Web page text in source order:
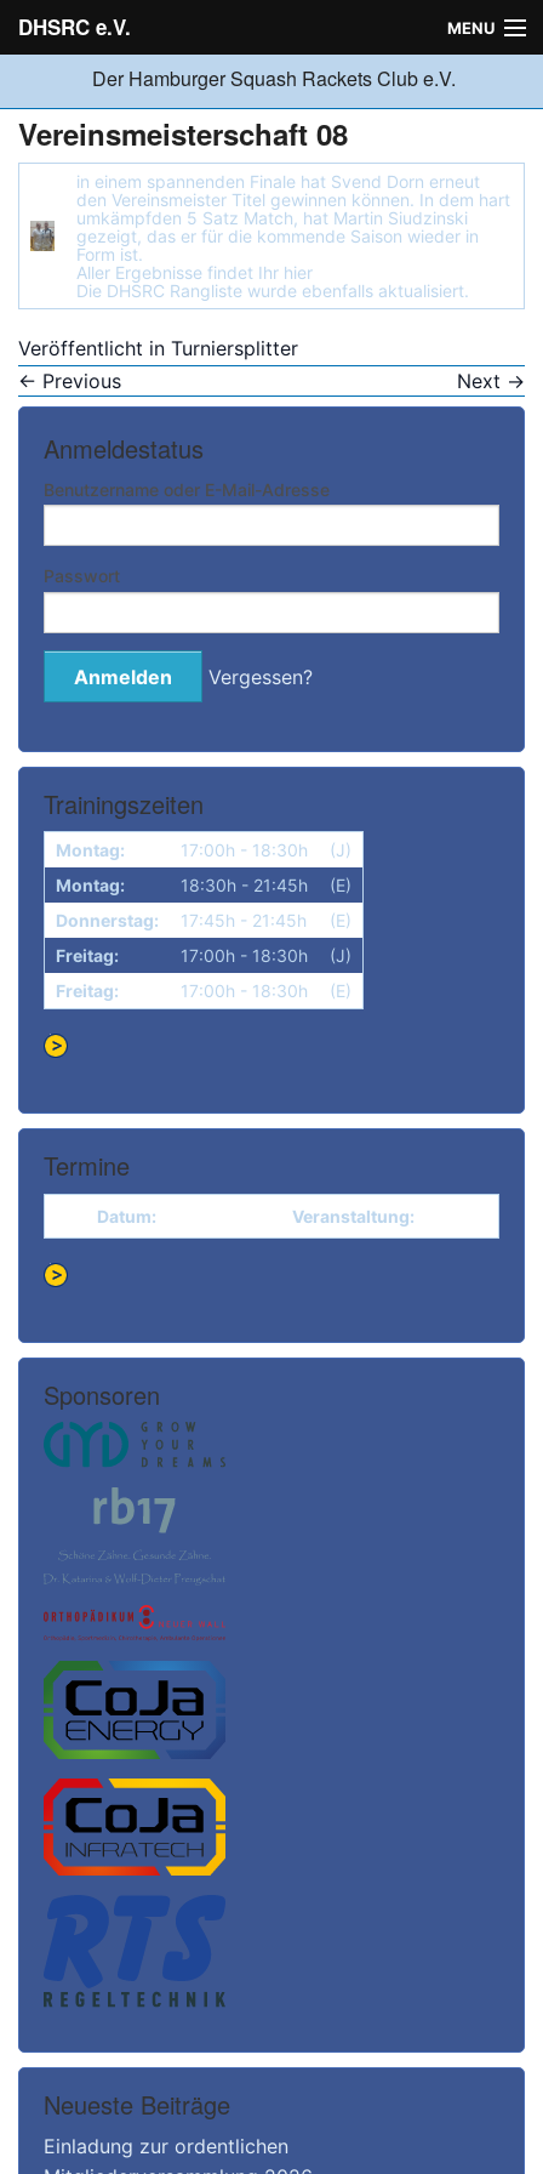
DHSRC e.V. MENU
Verein
Neuigkeiten
Ligabetrieb
Turniere
Jugend
Der Hamburger Squash Rackets Club e.V.
Vereinsmeisterschaft 08
in einem spannenden Finale hat Svend Dorn erneut
den Vereinsmeister Titel gewinnen können. In dem hart
umkämpfden 5 Satz Match, hat Martin Siudzinski
gezeigt, das er für die kommende Saison wieder in
Form ist.
Aller Ergebnisse findet Ihr hier
Die DHSRC Rangliste wurde ebenfalls aktualisiert.
Veröffentlicht in Turniersplitter
← Previous Next →
Anmeldestatus
Benutzername oder E-Mail-Adresse
Passwort
Vergessen?
Trainingszeiten
Montag: 17:00h - 18:30h
(J)
Montag:
18:30h - 21:45h
(E)
Donnerstag:
17:45h - 21:45h
(E)
Freitag:
17:00h - 18:30h
(J)
Freitag:
17:00h - 18:30h (E)
Termine
Datum: Veranstaltung:
Sponsoren
Neueste Beiträge
Einladung zur ordentlichen